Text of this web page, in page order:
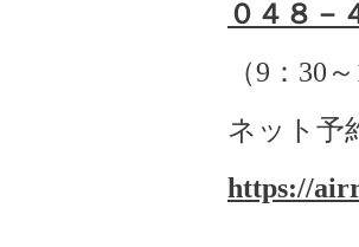
０４８－
（9 ： 30 ～
ネット予
https://